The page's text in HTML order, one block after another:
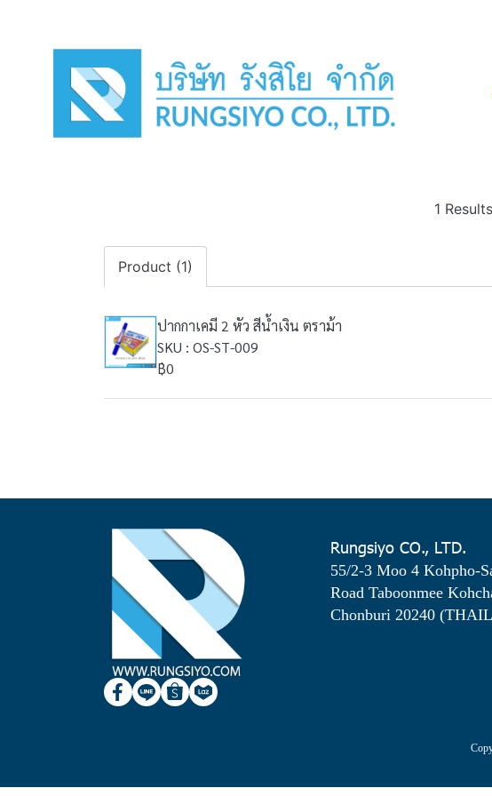
1
Product (1)
ปากกาเคมี 2 หัว สีน้ำเงิน ตราม้า
SKU : OS-ST-009
฿0
Rungsiyo CO., LTD.
55/2-3 Moo 4 Kohpho-
Road Taboonmee
Chonburi 20240